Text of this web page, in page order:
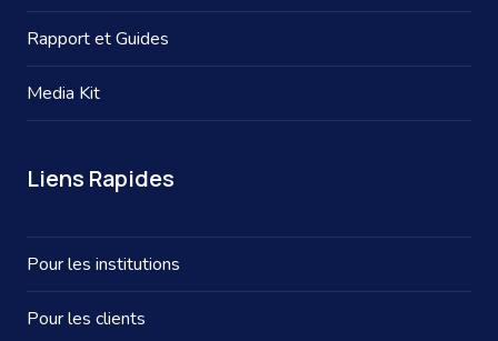
Rapport et Guides
Media Kit
Liens Rapides
Pour les institutions
Pour les clients